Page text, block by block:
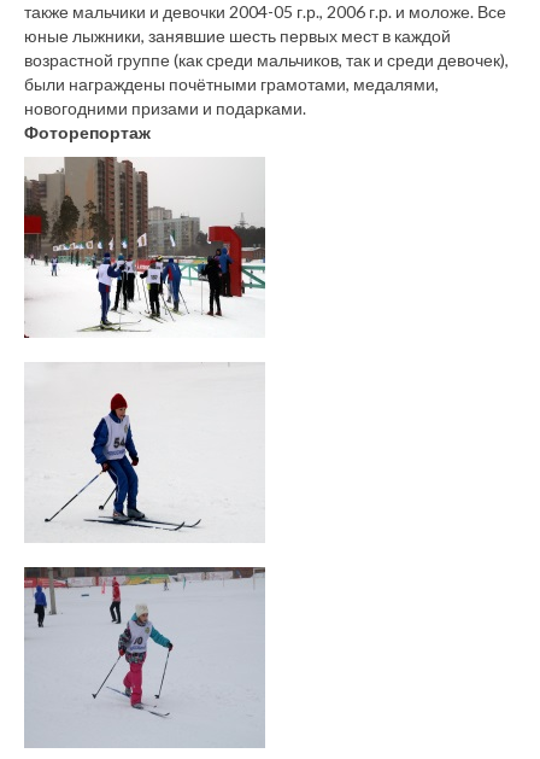
также мальчики и девочки 2004-05 г.р., 2006 г.р. и моложе. Все
юные лыжники, занявшие шесть первых мест в каждой
возрастной группе (как среди мальчиков, так и среди девочек),
были награждены почётными грамотами, медалями,
новогодними призами и подарками.
Фоторепортаж